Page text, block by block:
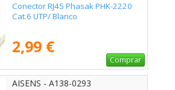
Conector RJ45 Phasak PHK-2220
Cat.6 UTP/ Blanco
2,99 €
Comprar
AISENS - A138-0293